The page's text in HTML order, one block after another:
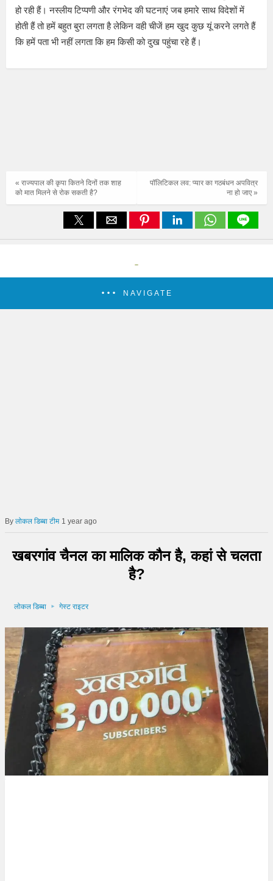
हो रही हैं। नस्लीय टिप्पणी और रंगभेद की घटनाएं जब हमारे साथ विदेशों में
होती हैं तो हमें बहुत बुरा लगता है लेकिन वही चीजें हम खुद कुछ यूं करने लगते हैं
कि हमें पता भी नहीं लगता कि हम किसी को दुख पहुंचा रहे हैं।
पॉलिटिकल लव: प्यार का गठबंधन अपवित्र
ना हो जाए »
« राज्यपाल की कृपा कितने दिनों तक शाह
को मात मिलने से रोक सकती है?